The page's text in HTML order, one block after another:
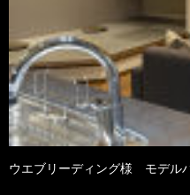
ウエブリーディング様 モデル